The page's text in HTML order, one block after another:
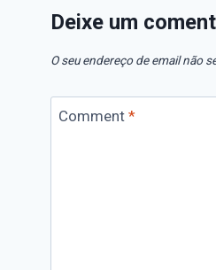
Deixe um
O seu endereço de email não
Comment *